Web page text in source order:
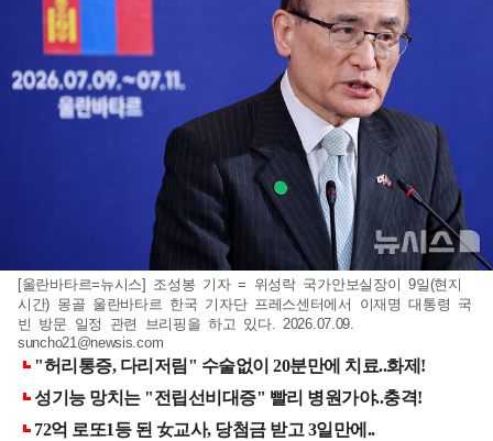
[울란바타르=뉴시스] 조성봉 기자 = 위성락 국가안보실장이 9일(현지
시간) 몽골 울란바타르 한국 기자단 프레스센터에서 이재명 대통령 국
빈 방문 일정 관련 브리핑을 하고 있다. 2026.07.09.
suncho21@newsis.com